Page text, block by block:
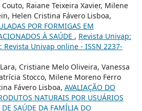
Raiane Teixeira Xavier, Milene
Helen Cristina Fávero Lisboa,
POR FORMIGAS EM
À SAÚDE , Revista Univap:
Revista Univap online - ISSN 2237-
Cristiane Melo Oliveira, Vanessa
Stocco, Milene Moreno Ferro
Fávero Lisboa, AVALIAÇÃO DO
NATURAIS POR USUÁRIOS
DE SAÚDE DA FAMÍLIA DO